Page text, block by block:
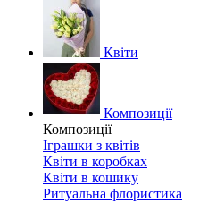
Квіти
Композиції
Композиції
Іграшки з квітів
Квіти в коробках
Квіти в кошику
Ритуальна флористика